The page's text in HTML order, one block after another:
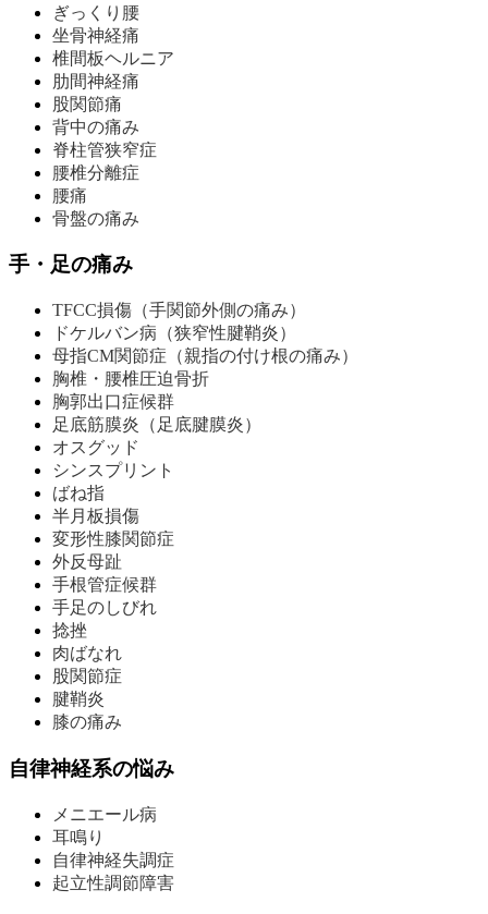
ぎっくり腰
坐骨神経痛
椎間板ヘルニア
肋間神経痛
股関節痛
背中の痛み
脊柱管狭窄症
腰椎分離症
腰痛
骨盤の痛み
手・足の痛み
TFCC損傷（手関節外側の痛み）
ドケルバン病（狭窄性腱鞘炎）
母指CM関節症（親指の付け根の痛み）
胸椎・腰椎圧迫骨折
胸郭出口症候群
足底筋膜炎（足底腱膜炎）
オスグッド
シンスプリント
ばね指
半月板損傷
変形性膝関節症
外反母趾
手根管症候群
手足のしびれ
捻挫
肉ばなれ
股関節症
腱鞘炎
膝の痛み
自律神経系の悩み
メニエール病
耳鳴り
自律神経失調症
起立性調節障害